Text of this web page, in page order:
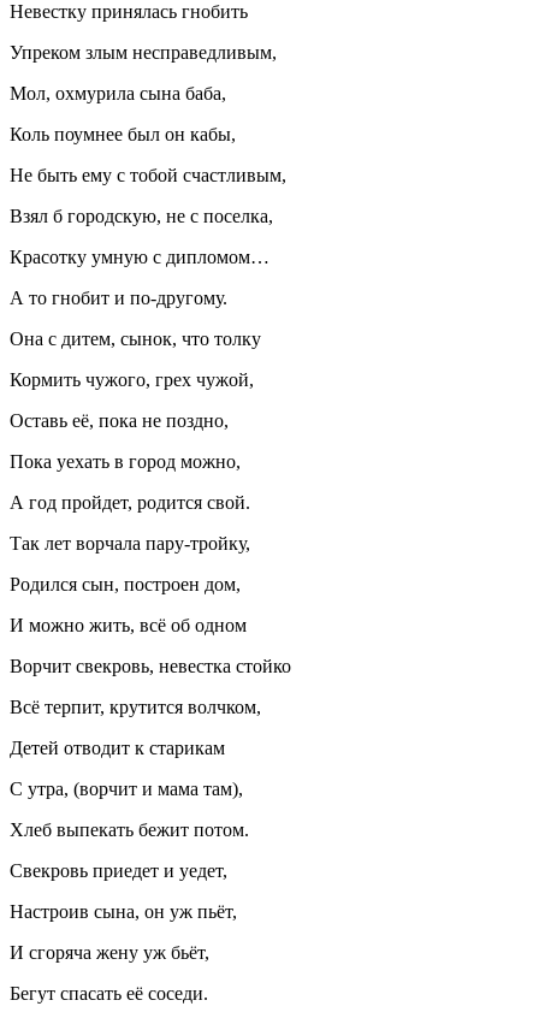
Невестку принялась гнобить
Упреком злым несправедливым,
Мол, охмурила сына баба,
Коль поумнее был он кабы,
Не быть ему с тобой счастливым,
Взял б городскую, не с поселка,
Красотку умную с дипломом…
А то гнобит и по-другому.
Она с дитем, сынок, что толку
Кормить чужого, грех чужой,
Оставь её, пока не поздно,
Пока уехать в город можно,
А год пройдет, родится свой.
Так лет ворчала пару-тройку,
Родился сын, построен дом,
И можно жить, всё об одном
Ворчит свекровь, невестка стойко
Всё терпит, крутится волчком,
Детей отводит к старикам
С утра, (ворчит и мама там),
Хлеб выпекать бежит потом.
Свекровь приедет и уедет,
Настроив сына, он уж пьёт,
И сгоряча жену уж бьёт,
Бегут спасать её соседи.